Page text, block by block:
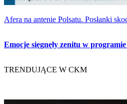
Afera na antenie Polsatu. Posłanki
Emocje sięgnęły zenitu w
TRENDUJĄCE W CKM